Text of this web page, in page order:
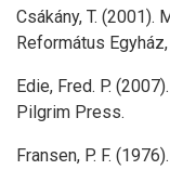
Csákány, T.
Református
Edie, Fred. P.
Pilgrim Press.
Fransen, P. F.